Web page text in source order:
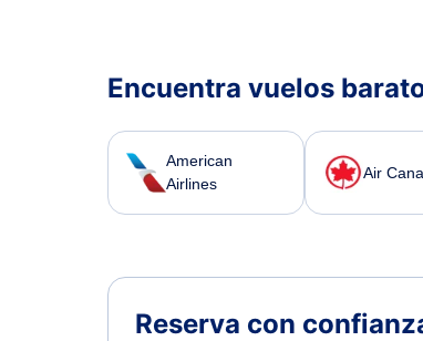
Encuentra vuelos
American
Airlines
Air
Reserva con